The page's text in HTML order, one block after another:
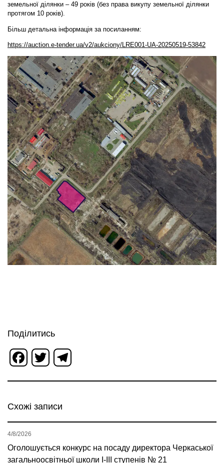
земельної ділянки – 49 років (без права викупу земельної ділянки
протягом 10 років).
Більш детальна інформація за посиланням:
https://auction.e-tender.ua/v2/aukciony/LRE001-UA-20250519-53842
Поділитись
Facebook
Twitter
Схожі записи
Оголошується конкурс на посаду директора Черкаської
загальноосвітньої школи І-ІІІ ступенів № 21
4/8/2026